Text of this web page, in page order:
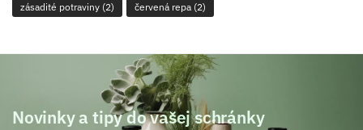
zásadité potraviny (2) červená repa (2)
Novinky a tipy do vašej schránky